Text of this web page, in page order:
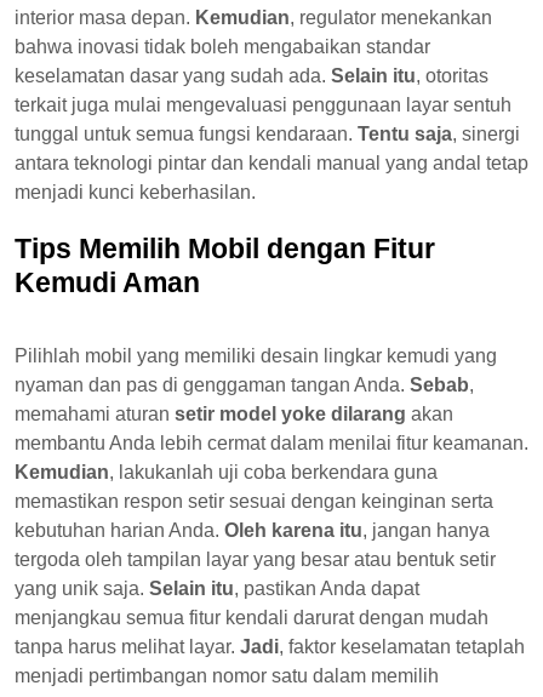
interior masa depan. Kemudian, regulator menekankan
bahwa inovasi tidak boleh mengabaikan standar
keselamatan dasar yang sudah ada. Selain itu, otoritas
terkait juga mulai mengevaluasi penggunaan layar sentuh
tunggal untuk semua fungsi kendaraan. Tentu saja, sinergi
antara teknologi pintar dan kendali manual yang andal tetap
menjadi kunci keberhasilan.
Tips Memilih Mobil dengan Fitur
Kemudi Aman
Pilihlah mobil yang memiliki desain lingkar kemudi yang
nyaman dan pas di genggaman tangan Anda. Sebab,
memahami aturan setir model yoke dilarang akan
membantu Anda lebih cermat dalam menilai fitur keamanan.
Kemudian, lakukanlah uji coba berkendara guna
memastikan respon setir sesuai dengan keinginan serta
kebutuhan harian Anda. Oleh karena itu, jangan hanya
tergoda oleh tampilan layar yang besar atau bentuk setir
yang unik saja. Selain itu, pastikan Anda dapat
menjangkau semua fitur kendali darurat dengan mudah
tanpa harus melihat layar. Jadi, faktor keselamatan tetaplah
menjadi pertimbangan nomor satu dalam memilih